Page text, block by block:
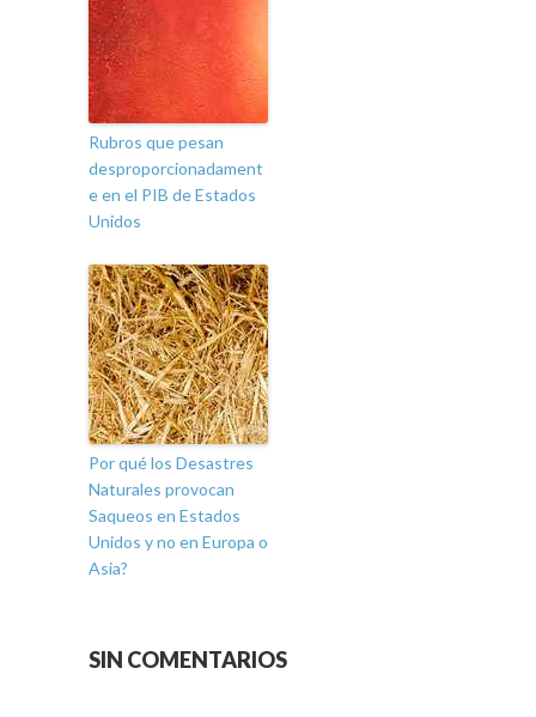
Rubros que pesan
desproporcionadament
e en el PIB de Estados
Unidos
Por qué los Desastres
Naturales provocan
Saqueos en Estados
Unidos y no en Europa o
Asia?
SIN COMENTARIOS